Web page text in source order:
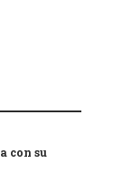
con su